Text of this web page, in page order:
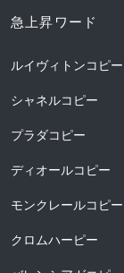
急上昇ワード
ルイヴィトンコピー
シャネルコピー
プラダコピー
ディオールコピー
モンクレールコピー
クロムハーピー